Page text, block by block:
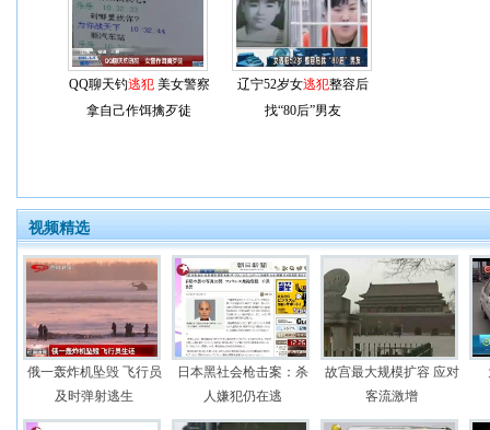
QQ聊天钓逃犯美女警察
拿自己作饵擒歹徒
辽宁52岁女逃犯整容后
找“80后”男友
视频精选
俄一轰炸机坠毁 飞行员
及时弹射逃生
日本黑社会枪击案：杀
人嫌犯仍在逃
故宫最大规模扩容 应对
客流激增